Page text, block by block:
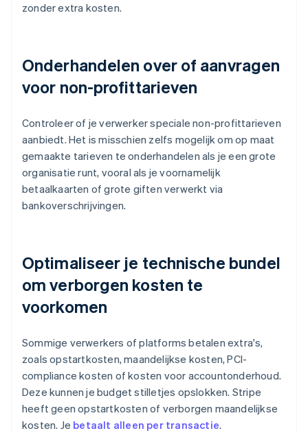
zonder extra kosten.
Onderhandelen over of aanvragen
voor non-profittarieven
Controleer of je verwerker speciale non-profittarieven
aanbiedt. Het is misschien zelfs mogelijk om op maat
gemaakte tarieven te onderhandelen als je een grote
organisatie runt, vooral als je voornamelijk
betaalkaarten of grote giften verwerkt via
bankoverschrijvingen.
Optimaliseer je technische bundel
om verborgen kosten te
voorkomen
Sommige verwerkers of platforms betalen extra's,
zoals opstartkosten, maandelijkse kosten, PCI-
compliance kosten of kosten voor accountonderhoud.
Deze kunnen je budget stilletjes opslokken. Stripe
heeft geen opstartkosten of verborgen maandelijkse
kosten. Je betaalt alleen per transactie.